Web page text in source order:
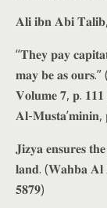
𝐀𝐥𝐢 𝐢𝐛𝐧 𝐀𝐛𝐢
“𝐓𝐡𝐞𝐲 𝐩𝐚𝐲
𝐦𝐚𝐲 𝐛𝐞 𝐚𝐬
𝐕𝐨𝐥𝐮𝐦𝐞 𝟕, 𝐩.
𝐀𝐥-𝐌𝐮𝐬𝐭𝐚’𝐦𝐢𝐧𝐢𝐧,
𝐉𝐢𝐳𝐲𝐚 𝐞𝐧𝐬𝐮𝐫𝐞𝐬
𝐥𝐚𝐧𝐝. (𝐖𝐚𝐡𝐛𝐚 𝐀𝐥
𝟓𝟖𝟕𝟗)